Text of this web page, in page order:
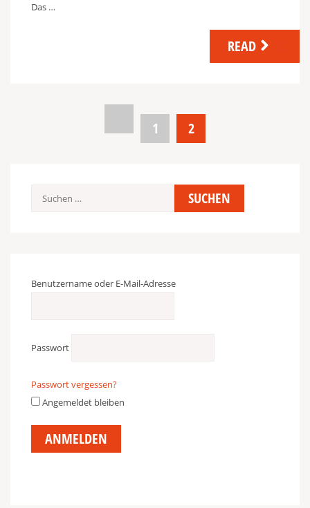
Das …
READ
1 2
Suchen
Benutzername oder E-Mail-Adresse
Passwort
Passwort vergessen?
Angemeldet bleiben